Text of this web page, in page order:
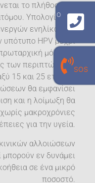
το πλήθος των
Υπολογίζεται
ενηλίκων θα
υπότυπο HPV μέχρι
μόλυνση
των περιπτώσεων,
15 και 25 ετών. Η
θα εμφανίσει
και η λοίμωξη θα
μακροχρόνιες
για την υγεία.
αλλοιώσεων
μπορούν εν δυνάμει
σε ένα μικρό
ποσοστό.
το εργαστήριο
τον
γιατρό
SOS